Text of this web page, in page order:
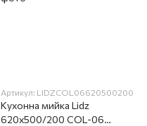
Артикул: LIDZCOL06620500200
Кухонна мийка Lidz
620x500/200 COL-06